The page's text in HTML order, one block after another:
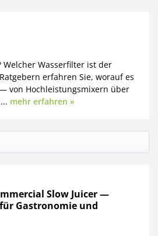
Welcher Wasserfilter ist der
erfahren Sie, worauf es
von Hochleistungsmixern über
mehr erfahren »
Slow Juicer —
Gastronomie und